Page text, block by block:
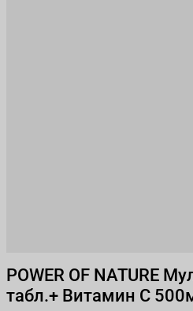
POWER OF NATURE
табл.+ Витамин С